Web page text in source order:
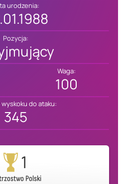
urodzenia:
Pozycja:
Waga:
100
do ataku:
345
1
Polski